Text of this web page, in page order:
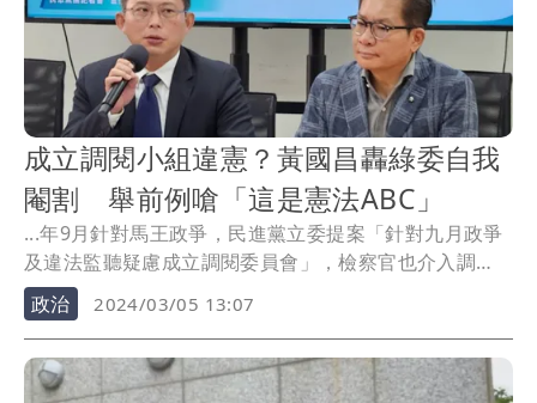
成立調閱小組違憲？黃國昌轟綠委自我
閹割 舉前例嗆「這是憲法ABC」
...年9月針對馬王政爭，民進黨立委提案「針對九月政爭
及違法監聽疑慮成立調閱委員會」，檢察官也介入調
查，那...
政治 2024/03/05 13:07